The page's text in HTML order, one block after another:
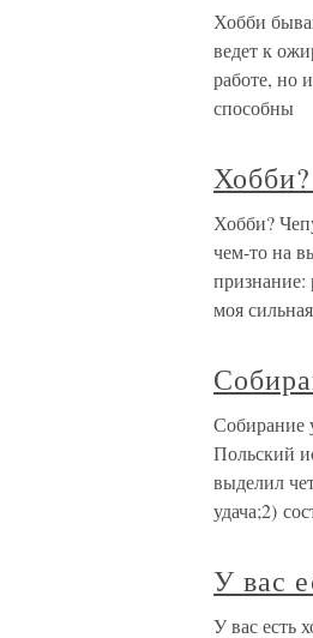
Хобби
ведет к
работе, но
способны
Хобби?
чем-то на
признание:
моя
Собирание
Польский
выделил
удача;2)
У вас
У вас есть